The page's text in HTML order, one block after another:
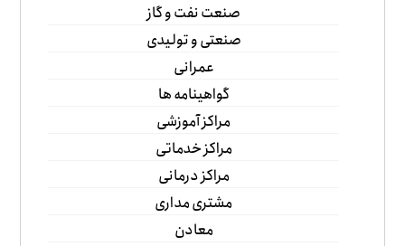
صنعت نفت و گاز
صنعتی و تولیدی
عمرانی
گواهینامه ها
مراکز آموزشی
مراکز خدماتی
مراکز درمانی
مشتری مداری
معادن